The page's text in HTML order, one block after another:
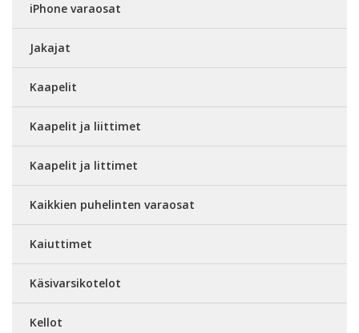
iPhone varaosat
Jakajat
Kaapelit
Kaapelit ja liittimet
Kaapelit ja littimet
Kaikkien puhelinten varaosat
Kaiuttimet
Käsivarsikotelot
Kellot